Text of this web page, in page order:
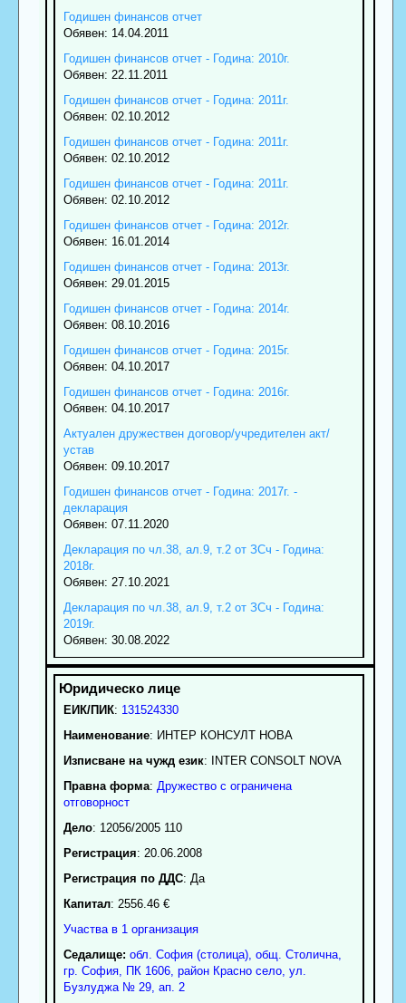
Годишен финансов отчет
Обявен: 14.04.2011
Годишен финансов отчет - Година: 2010г.
Обявен: 22.11.2011
Годишен финансов отчет - Година: 2011г.
Обявен: 02.10.2012
Годишен финансов отчет - Година: 2011г.
Обявен: 02.10.2012
Годишен финансов отчет - Година: 2011г.
Обявен: 02.10.2012
Годишен финансов отчет - Година: 2012г.
Обявен: 16.01.2014
Годишен финансов отчет - Година: 2013г.
Обявен: 29.01.2015
Годишен финансов отчет - Година: 2014г.
Обявен: 08.10.2016
Годишен финансов отчет - Година: 2015г.
Обявен: 04.10.2017
Годишен финансов отчет - Година: 2016г.
Обявен: 04.10.2017
Актуален дружествен договор/учредителен акт/
устав
Обявен: 09.10.2017
Годишен финансов отчет - Година: 2017г. -
декларация
Обявен: 07.11.2020
Декларация по чл.38, ал.9, т.2 от ЗСч - Година:
2018г.
Обявен: 27.10.2021
Декларация по чл.38, ал.9, т.2 от ЗСч - Година:
2019г.
Обявен: 30.08.2022
ЕИК/ПИК: 131524330
Наименование: ИНТЕР КОНСУЛТ НОВА
Изписване на чужд език: INTER CONSOLT NOVA
Правна форма: Дружество с ограничена
отговорност
Дело: 12056/2005 110
Регистрация: 20.06.2008
Регистрация по ДДС: Да
Капитал: 2556.46 €
Участва в 1 организация
Седалище: обл. София (столица), общ. Столична,
гр. София, ПК 1606, район Красно село, ул.
Бузлуджа № 29, ап. 2